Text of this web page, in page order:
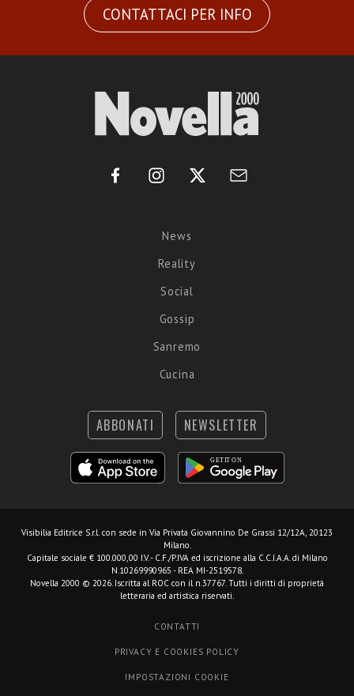
CONTATTACI PER INFO
News
Reality
Social
Gossip
Sanremo
Cucina
ABBONATI NEWSLETTER
Visibilia Editrice S.r.l. con sede in Via Privata Giovannino De Grassi 12/12A, 20123
Milano.
Capitale sociale € 100.000,00 I.V. - C.F./P.IVA ed iscrizione alla C.C.I.A.A. di Milano
N.10269990965 - REA MI-2519578.
Novella 2000 © 2026. Iscritta al ROC con il n.37767. Tutti i diritti di proprietà
letteraria ed artistica riservati.
CONTATTI
PRIVACY E COOKIES POLICY
IMPOSTAZIONI COOKIE